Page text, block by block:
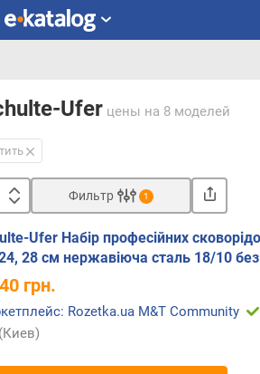
Ufer цены на 8 моделей
Фильтр 1
Ufer Набір професійних
28 см нержавіюча сталь 18/10
грн.
Rozetka.ua M&T Community
(Киев)